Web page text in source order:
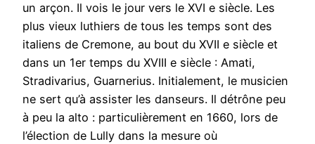
un arçon. Il vois le jour vers le XVI e siècle. Les
plus vieux luthiers de tous les temps sont des
italiens de Cremone, au bout du XVII e siècle et
dans un 1er temps du XVIII e siècle : Amati,
Stradivarius, Guarnerius. Initialement, le musicien
ne sert qu’à assister les danseurs. Il détrône peu
à peu la alto : particulièrement en 1660, lors de
l’élection de Lully dans la mesure où